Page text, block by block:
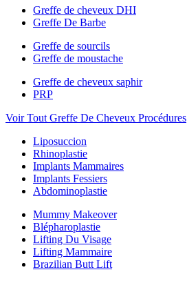
Greffe de cheveux DHI
Greffe De Barbe
Greffe de sourcils
Greffe de moustache
Greffe de cheveux saphir
PRP
Voir Tout Greffe De Cheveux Procédures
Liposuccion
Rhinoplastie
Implants Mammaires
Implants Fessiers
Abdominoplastie
Mummy Makeover
Blépharoplastie
Lifting Du Visage
Lifting Mammaire
Brazilian Butt Lift